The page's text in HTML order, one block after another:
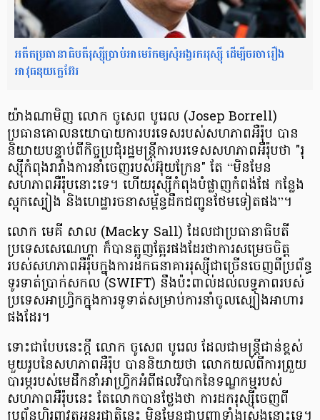
អតីតប្រធានាធិបតីរុស្ស៊ីប្រាប់អាមេរិកឲ្យសុំអង្វរកររុស្ស៊ី ដើម្បីចរចារឿង
អាវុធនុយក្លេអ៊ែរ
យ៉ាងណាមិញ លោក ចូ​សេព បូ​រេល (Josep Borrell)
ប្រធាន​គោលនយោបាយ​ការ​បរទេស​របស់​សហភាព​អឺរ៉ុប បាន​
និយាយ​បន្ទាប់​ពី​កិច្ចប្រជុំ​រដ្ឋមន្ត្រី​ការ​បរទេស​សហភាព​អឺរ៉ុប​ថា "​រុ​
ស្ស៊ី​កំពុង​រារាំង​ការ​នាំ​ចេញ​របស់​អ៊ុយ​ក្រែ​ន​" តែ “​មិនមែន​
សហភាព​អឺរ៉ុប​នោះ​ទេ​។ ហើយ​រុ​ស្សី​កំពុង​បំផ្លាញ​កំពង់​ផែ កន្លែង​
ស្តុក​ស្បៀង និង​ហេដ្ឋារចនាសម្ព័ន្ធ​ដឹក​ជញ្ជូន​ថែម​ទៀត​ផង​”​។
លោក មេ​គី សាល (Macky Sall) ដែល​ជា​ប្រធានាធិបតី​
ប្រទេស​សេ​ណេ​ហ្គា ក៏​បាន​ត្អូញត្អែរ​ផង​ដែរ​ថា​ការ​សម្រេចចិត្ត​
របស់​សហភាព​អឺរ៉ុប​ក្នុង​ការ​ដក​ធនាគារ​រុ​ស្ស៊ី​ជា​ច្រើន​ចេញពី​ប្រព័ន្ធ​
ទូរ​ទាត់​ប្រាក់​សកល (SWIFT) នឹង​ប៉ះពាល់​ដល់​លទ្ធភាព​របស់​
ប្រទេស​អាហ្វ្រិក​ក្នុង​ការ​ទូទាត់​សម្រាប់​ការ​នាំ​ចូល​ស្បៀងអាហារ​
ផង​ដែរ​។
ទោះជា​បែប​នេះ​ក្តី លោក ចូ​សេព បូ​រេល ដែល​ជា​មន្ត្រីជាន់ខ្ពស់​
មួយ​រូប​នៃ​សហភាព​អឺរ៉ុប បាន​និយាយ​ថា លោក​យល់​ពី​ការ​ព្រួយ
បារម្ភ​របស់​មេដឹកនាំ​អាហ្វ្រិក​អំពី​ផលវិបាក​នៃ​ទណ្ឌកម្ម​របស់​
សហភាព​អឺរ៉ុប​នេះ តែ​លោក​បាន​ថ្លែង​ថា ការ​ដក​រុ​ស្ស៊ី​ចេញពី​